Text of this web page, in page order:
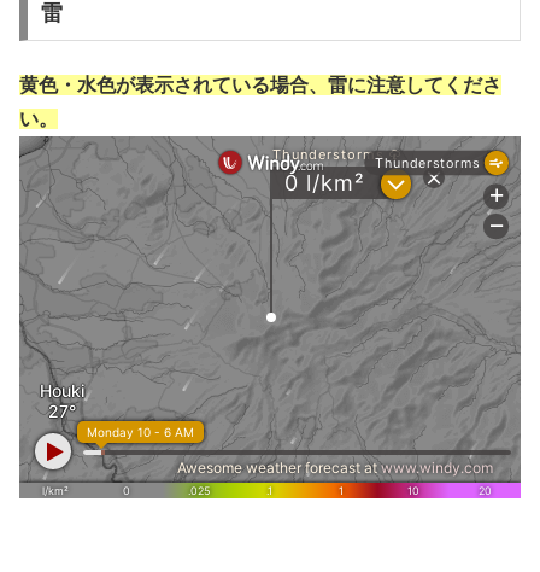
雷
黄色・水色が表示されている場合、雷に注意してくださ
い。